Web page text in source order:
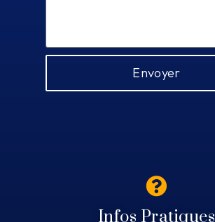
Envoyer
Infos Pratiques